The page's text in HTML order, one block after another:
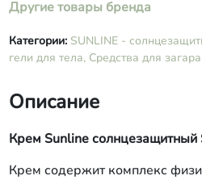
Другие товары бренда
Категории: SUNLINE -
гели для тела, Средства для
Описание
Крем Sunline солнцезащитный
Крем содержит комплекс